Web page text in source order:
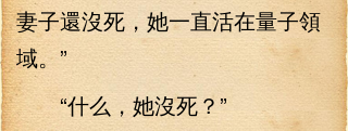
妻子還沒死，她一直活在量子領
域。”
“什么，她沒死？”